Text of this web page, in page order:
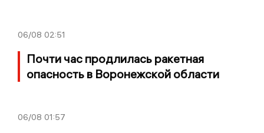
06/08 02:51
Почти час продлилась ракетная
опасность в Воронежской области
06/08 01:57